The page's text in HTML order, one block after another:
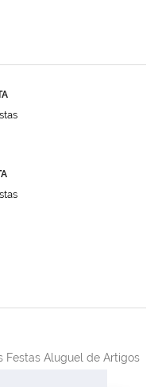
Festas Aluguel de Artigos